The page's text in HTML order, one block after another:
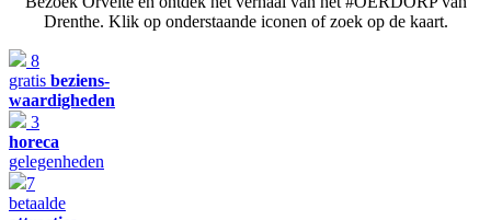
Drenthe. Klik op onderstaande iconen of zoek op de kaart.
8
gratis beziens-
waardigheden
3
horeca
gelegenheden
7
betaalde